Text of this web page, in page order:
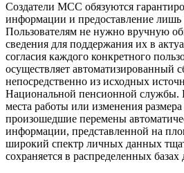
Создатели МСС обязуются
информации и предоставление
Пользователям не нужно вручную
сведения для поддержания их в
согласия каждого конкретного
осуществляет автоматизированный
непосредственно из исходных
Национальной пенсионной службы.
места работы или изменения
произошедшие перемены
информации, представленной на
широкий спектр личных данных
сохраняется в распределенных